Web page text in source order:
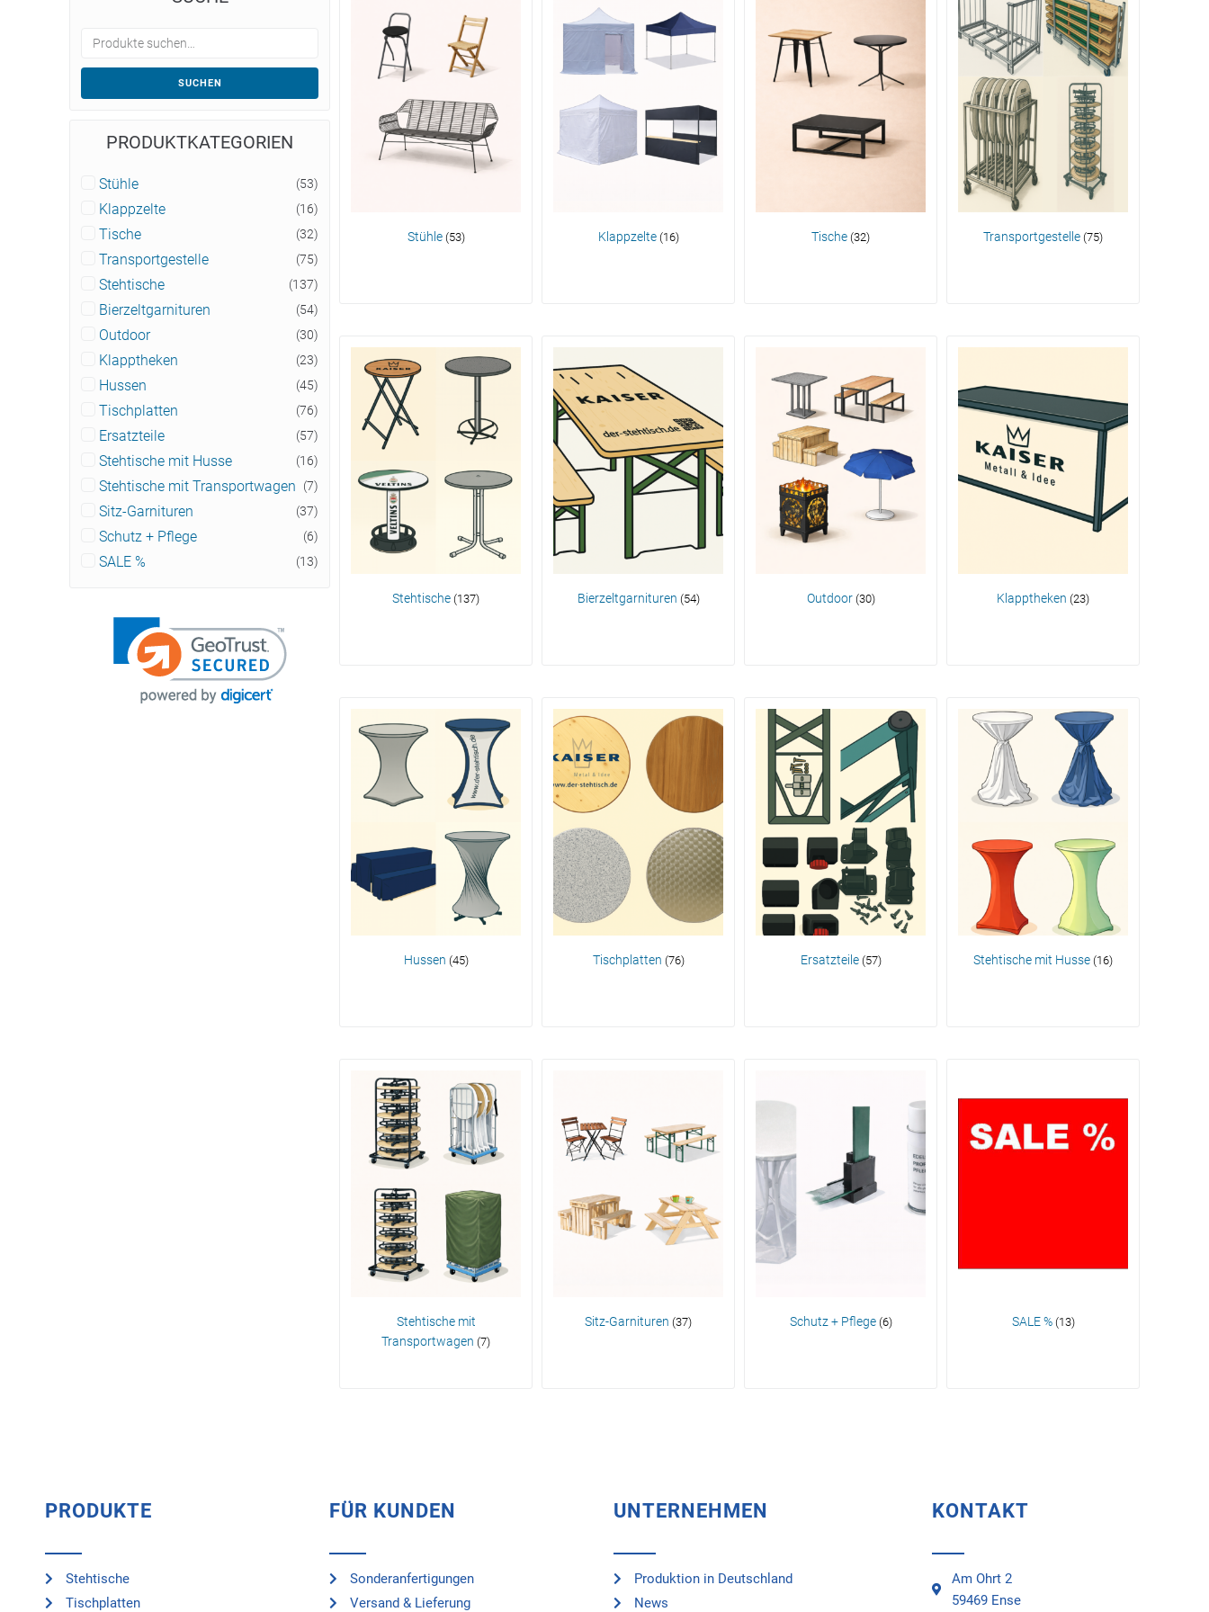
Stühle (53) Klappzelte (16) Tische (32) Transportgestelle (75)
Stehtische (137) Bierzeltgarnituren (54) Outdoor (30) Klapptheken (23)
Hussen (45) Tischplatten (76) Ersatzteile (57) Stehtische mit Husse (16)
Stehtische mit
Transportwagen (7)
Sitz-Garnituren (37) Schutz + Pflege (6) SALE % (13)
SUCHEN
PRODUKTKATEGORIEN
Stühle (53)
Klappzelte (16)
Tische (32)
Transportgestelle (75)
Stehtische (137)
Bierzeltgarnituren (54)
Outdoor (30)
Klapptheken (23)
Hussen (45)
Tischplatten (76)
Ersatzteile (57)
Stehtische mit Husse (16)
Stehtische mit Transportwagen (7)
Sitz-Garnituren (37)
Schutz + Pflege (6)
SALE % (13)
PRODUKTE
Stehtische
Tischplatten
FÜR KUNDEN
Sonderanfertigungen
Versand & Lieferung
UNTERNEHMEN
Produktion in Deutschland
News
KONTAKT
Am Ohrt 2
59469 Ense